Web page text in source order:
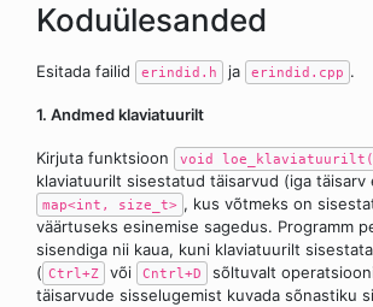
Koduülesanded
Esitada failid erindid.h ja erindid.cpp .
1. Andmed klaviatuurilt
Kirjuta funktsioon void
klaviatuurilt sisestatud täisarvud (iga täisarv
map<int, size_t> , kus võtmeks on
väärtuseks esinemise sagedus. Programm
sisendiga nii kaua, kuni klaviatuurilt
( Ctrl+Z või Cntrl+D
sõltuvalt
täisarvude sisselugemist kuvada sõnastiku